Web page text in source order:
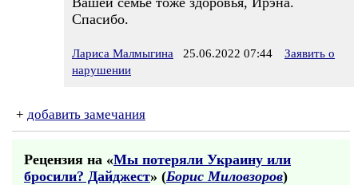
Спасибо.
Лариса Малмыгина 25.06.2022 07:44
Заявить о
нарушении
+ добавить замечания
Рецензия на «Мы потеряли Украину или
бросили? Дайджест» (Борис Миловзоров)